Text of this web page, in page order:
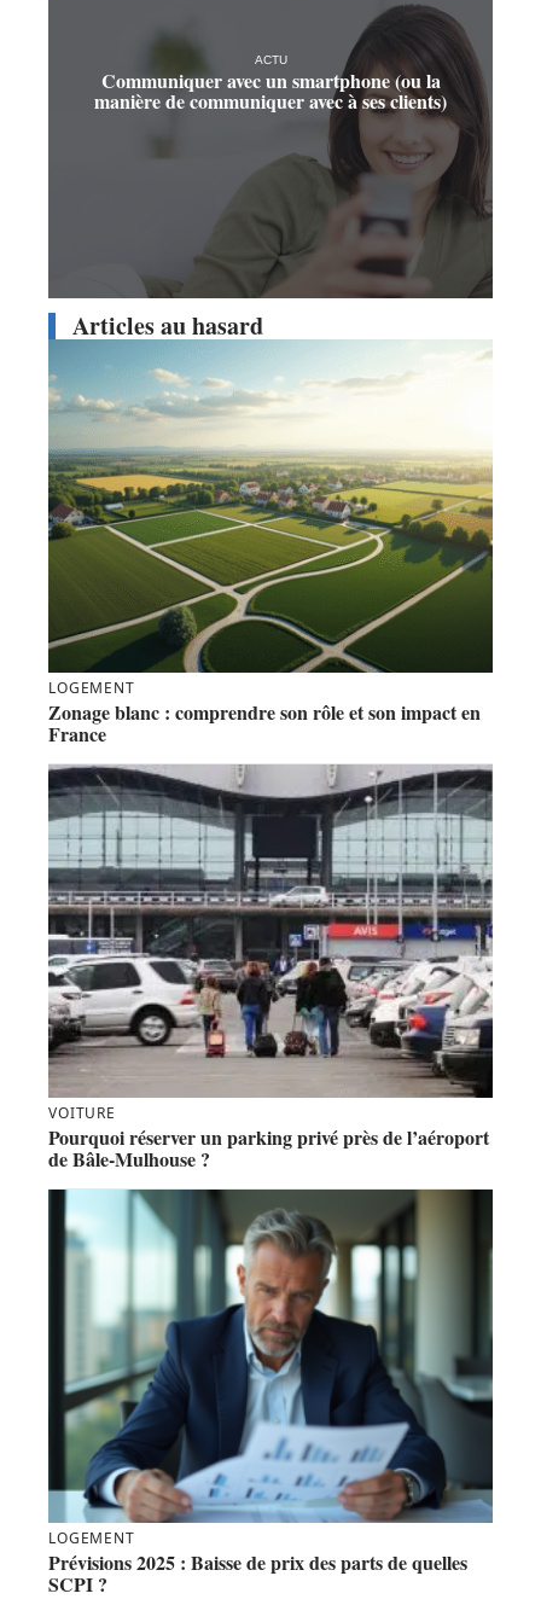
ACTU
Communiquer avec un smartphone (ou la
manière de communiquer avec à ses clients)
Articles au hasard
LOGEMENT
Zonage blanc : comprendre son rôle et son impact en
France
VOITURE
Pourquoi réserver un parking privé près de l’aéroport
de Bâle-Mulhouse ?
LOGEMENT
Prévisions 2025 : Baisse de prix des parts de quelles
SCPI ?